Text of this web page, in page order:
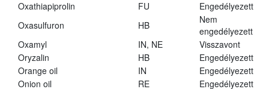
Oxathiapiprolin
FU
Engedélyezett
Oxasulfuron
HB
Nem
engedélyezett
Oxamyl
IN, NE
Visszavont
Oryzalin
HB
Engedélyezett
Orange oil
IN
Engedélyezett
Onion oil
RE
Engedélyezett